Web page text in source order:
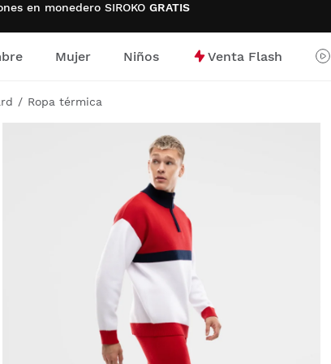
en monedero SIROKO GRATIS
Mujer Niños Venta Flash
Ropa térmica